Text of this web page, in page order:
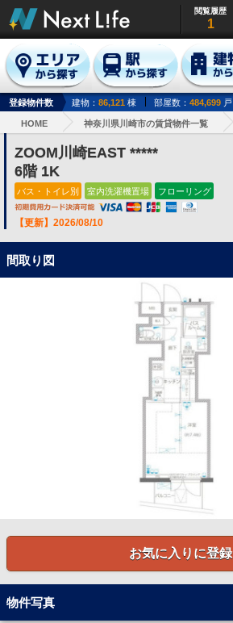
閲覧履歴
1
登録物件数 建物： 86,121 棟 部屋数： 484,699 戸
HOME 神奈川県川崎市の賃貸物件一覧
ZOOM川崎EAST *****
6階 1K
バス・トイレ別 室内洗濯機置場 フローリング
【更新】2026/08/10
間取り図
お気に入りに登録
物件写真